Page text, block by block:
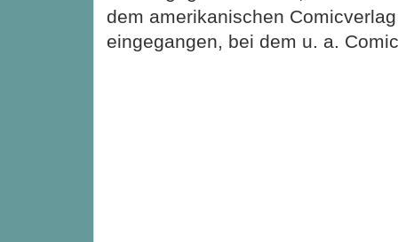
dem amerikanischen
eingegangen, bei dem u. a.